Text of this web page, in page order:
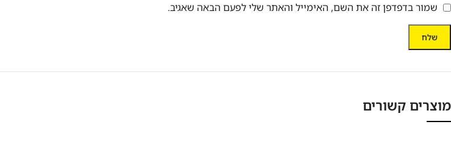
שמור בדפדפן זה את השם, האימייל והאתר שלי לפעם הבאה שאגיב.
מוצרים קשורים